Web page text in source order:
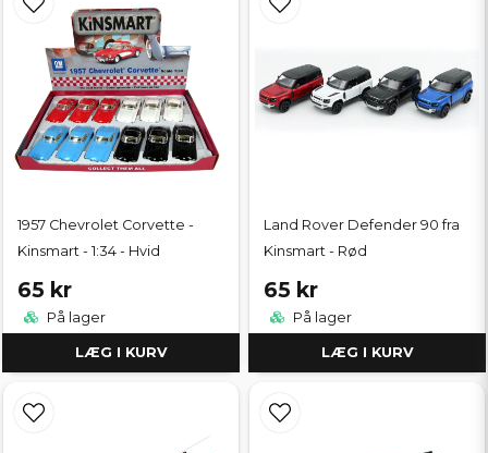
1957 Chevrolet Corvette -
Kinsmart - 1:34 - Hvid
65 kr
På lager
LÆG I KURV
Land Rover Defender 90 fra
Kinsmart - Rød
65 kr
På lager
LÆG I KURV